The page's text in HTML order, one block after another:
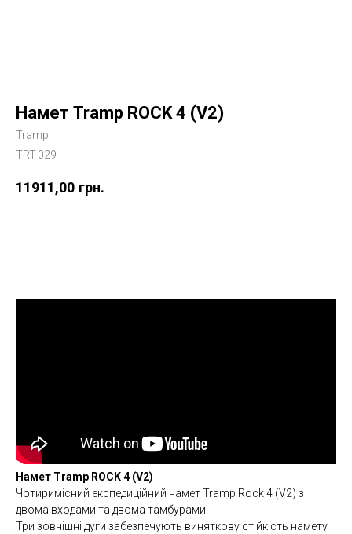
Намет Tramp ROCK 4 (V2)
Tramp
TRT-029
11911,00 грн.
Намет Tramp ROCK 4 (V2)
Чотиримісний експедиційний намет Tramp Rock 4 (V2) з
двома входами та двома тамбурами.
Три зовнішні дуги забезпечують виняткову стійкість намету